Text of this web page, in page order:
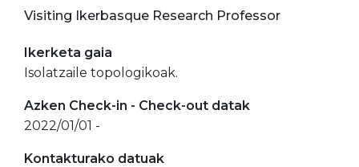
Visiting Ikerbasque Research Professor
Ikerketa gaia
Isolatzaile topologikoak.
Azken Check-in - Check-out datak
2022/01/01 -
Kontakturako datuak